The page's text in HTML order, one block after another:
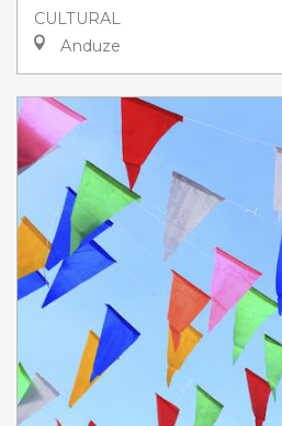
CULTURAL
Anduze